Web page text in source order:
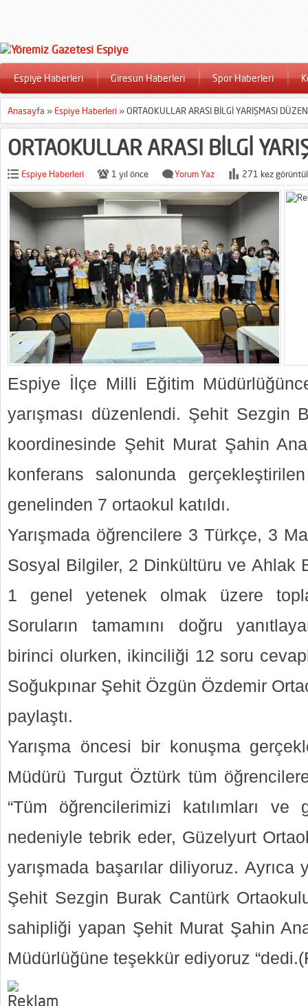
Espiye Haberleri Giresun Haberleri Spor Haberleri
Anasayfa » Espiye Haberleri »ORTAOKULLAR ARASI BİLGİ YARIŞMASI
ORTAOKULLAR ARASI BİLGİ
Espiye Haberleri 1 yıl önce Yorum Yaz 271 kez
Espiye İlçe Milli Eğitim
yarışması düzenlendi. Şehit Sezgin
koordinesinde Şehit Murat Şahin
konferans salonunda
genelinden 7 ortaokul katıldı.
Yarışmada öğrencilere 3 Türkçe, 3
Sosyal Bilgiler, 2 Dinkültüru ve Ahlak
1 genel yetenek olmak üzere
Soruların tamamını doğru
birinci olurken, ikinciliği 12 soru
Soğukpınar Şehit Özgün Özdemir
paylaştı.
Yarışma öncesi bir konuşma
Müdürü Turgut Öztürk tüm
“Tüm öğrencilerimizi katılımları ve
nedeniyle tebrik eder, Güzelyurt
yarışmada başarılar diliyoruz. Ayrıca
Şehit Sezgin Burak Cantürk
sahipliği yapan Şehit Murat Şahin
Müdürlüğüne teşekkür ediyoruz